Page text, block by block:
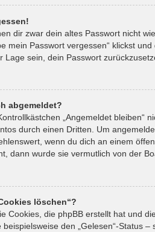
dir zwar dein altes Passwort nicht
mein Passwort vergessen“ klickst
Lage sein, dein Passwort
abgemeldet?
„Angemeldet bleiben“
durch einen Dritten. Um
wenn du dich an einem
dann wurde sie vermutlich von der
löschen“?
Cookies, die phpBB erstellt hat und
den „Gelesen“-Status